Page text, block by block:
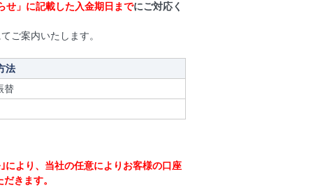
せ」に記載した入金期日までにご対応く
ご案内いたします。
法
替
より、当社の任意によりお客様の口座
きます。